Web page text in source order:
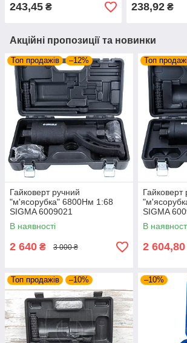
243,45 ₴ 238,92₴
Акційні пропозиції та новинки
Топ продажів –12%
Гайковерт ручний
"м'ясорубка" 6800Нм 1:68
SIGMA 6009021
В наявності
2 640 ₴ 3 000 ₴
Топ
Гайковерт
SIGMA
В
2 604,80
Топ продажів –10% –10%